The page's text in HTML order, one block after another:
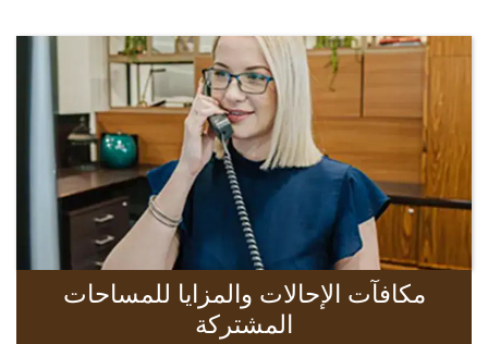
مكافآت الإحالات والمزايا للمساحات
المشتركة